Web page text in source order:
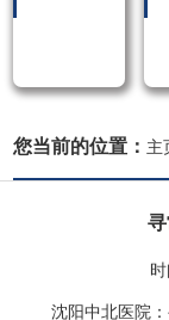
您当前的位置： 主
时
沈阳中北医院